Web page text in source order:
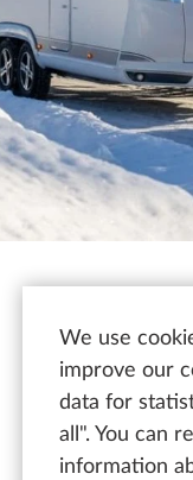
We use
improve our
data for
all". You can
information